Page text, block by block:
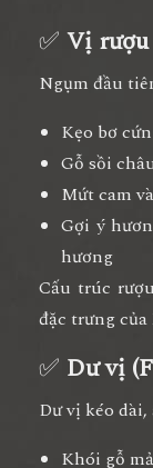
✅ Vị rượu
Ngụm đầu
Kẹo bơ
Gỗ sồi
Mứt cam
Gợi ý
hương
Cấu trúc
đặc trưng của
✅ Dư vị
Dư vị kéo dài,
Khói gỗ